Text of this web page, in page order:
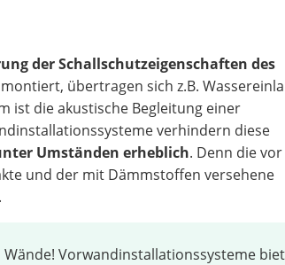
der Schallschutzeigenschaften des
übertragen sich z.B.
ist die akustische Begleitung einer
verhindern diese
Umständen erheblich. Denn die
und der mit Dämmstoffen versehene
Vorwandinstallationssysteme